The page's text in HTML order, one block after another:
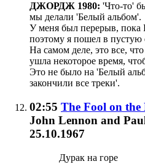
ДЖОРДЖ 1980: 'Что-то'
мы делали 'Белый альбом'.
У меня был перерыв, пока
поэтому я пошел в пустую
На самом деле, это все,
ушла некоторое время,
Это не было на 'Белый
закончили все треки'.
02:55 The Fool on the
John Lennon and
25.10.1967
Дурак на горе